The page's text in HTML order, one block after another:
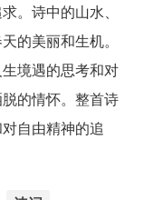
。诗中的山水、
的美丽和生机。
境遇的思考和对
的情怀。整首诗
自由精神的追